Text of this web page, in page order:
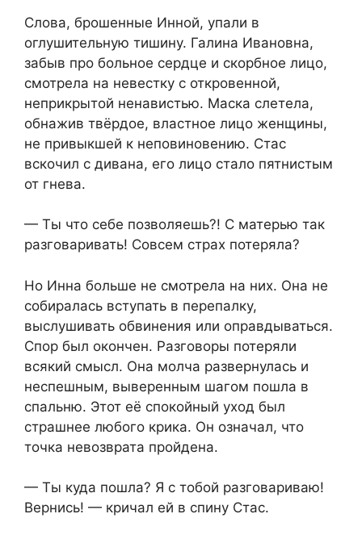
Слова, брошенные Инной, упали в
оглушительную тишину. Галина Ивановна,
забыв про больное сердце и скорбное лицо,
смотрела на невестку с откровенной,
неприкрытой ненавистью. Маска слетела,
обнажив твёрдое, властное лицо женщины,
не привыкшей к неповиновению. Стас
вскочил с дивана, его лицо стало пятнистым
от гнева.
— Ты что себе позволяешь?! С матерью так
разговаривать! Совсем страх потеряла?
Но Инна больше не смотрела на них. Она не
собиралась вступать в перепалку,
выслушивать обвинения или оправдываться.
Спор был окончен. Разговоры потеряли
всякий смысл. Она молча развернулась и
неспешным, выверенным шагом пошла в
спальню. Этот её спокойный уход был
страшнее любого крика. Он означал, что
точка невозврата пройдена.
— Ты куда пошла? Я с тобой разговариваю!
Вернись! — кричал ей в спину Стас.